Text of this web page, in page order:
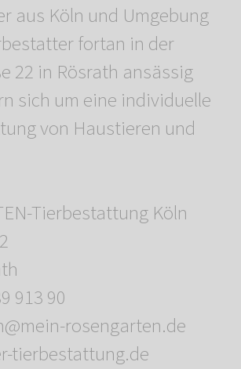
aus Köln und Umgebung
fortan in der
22 in Rösrath ansässig
sich um eine individuelle
von Haustieren und
Tierbestattung Köln
913 90
rosengarten.de
tierbestattung.de